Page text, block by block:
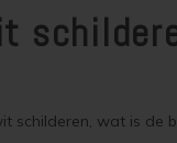
schilderen, wat is